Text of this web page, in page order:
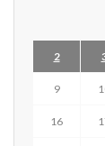
2
9
16